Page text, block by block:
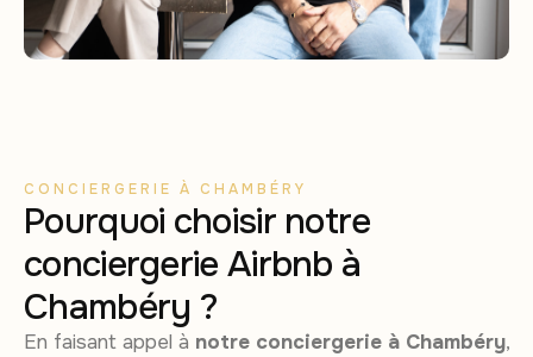
CONCIERGERIE À CHAMBÉRY
Pourquoi choisir notre
conciergerie Airbnb à
Chambéry ?
En faisant appel à notre conciergerie à Chambéry,